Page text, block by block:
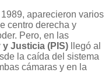
aparecieron varios
centro derecha y
Pero, en las
y Justicia (PIS) llegó al
la caída del sistema
cámaras y en la